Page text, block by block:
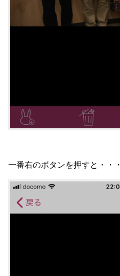
一番右のボタンを押すと・・・